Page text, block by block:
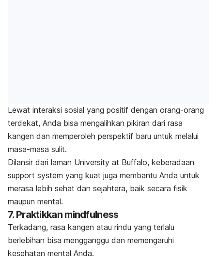
Lewat interaksi sosial yang positif dengan orang-orang
terdekat, Anda bisa mengalihkan pikiran dari rasa
kangen dan memperoleh perspektif baru untuk melalui
masa-masa sulit.
Dilansir dari laman University at Buffalo, keberadaan
support system yang kuat juga membantu Anda untuk
merasa lebih sehat dan sejahtera, baik secara fisik
maupun mental.
7. Praktikkan mindfulness
Terkadang, rasa kangen atau rindu yang terlalu
berlebihan bisa mengganggu dan memengaruhi
kesehatan mental Anda.